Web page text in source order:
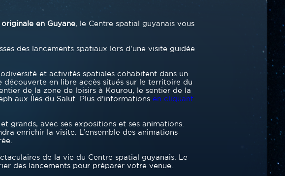
en Guyane, le Centre spatial guyanais vous
des lancements spatiaux lors d'une visite guidée
et activités spatiales cohabitent dans un
en libre accès situés sur le territoire du
de la zone de loisirs à Kourou, le sentier de la
aux Îles du Salut. Plus d'informations en cliquant
grands, avec ses expositions et ses animations.
enrichir la visite. L’ensemble des animations
de la vie du Centre spatial guyanais. Le
des lancements pour préparer votre venue.